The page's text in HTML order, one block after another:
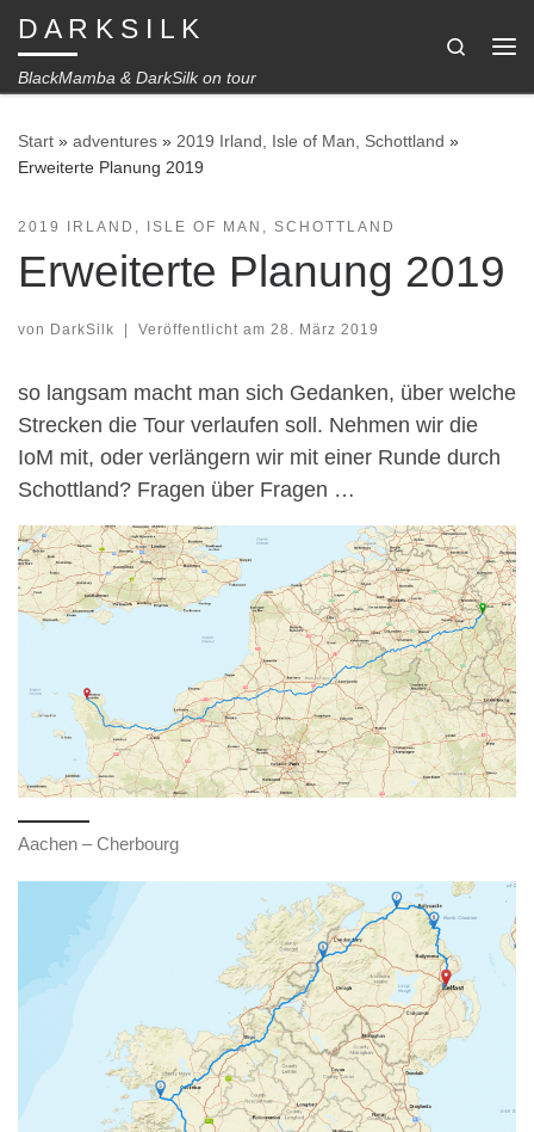
Zum Inhalt springen
D A R K S I L K
BlackMamba & DarkSilk on tour
Search
Start » adventures » 2019 Irland, Isle of Man, Schottland »
Erweiterte Planung 2019
2019 IRLAND, ISLE OF MAN, SCHOTTLAND
Erweiterte Planung 2019
von DarkSilk Veröffentlicht am 28. März 2019
so langsam macht man sich Gedanken, über welche
Strecken die Tour verlaufen soll. Nehmen wir die
IoM mit, oder verlängern wir mit einer Runde durch
Schottland? Fragen über Fragen …
Aachen – Cherbourg